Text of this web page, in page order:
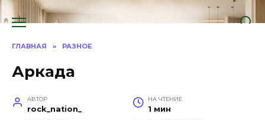
Перейти
к
ГЛАВНАЯ » РАЗНОЕ
Аркада
АВТОР
rock_nation_
НА ЧТЕНИЕ
1 мин